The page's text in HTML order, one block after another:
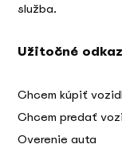
služba.
Užitočné
Chcem kúpiť
Chcem predať
Overenie auta